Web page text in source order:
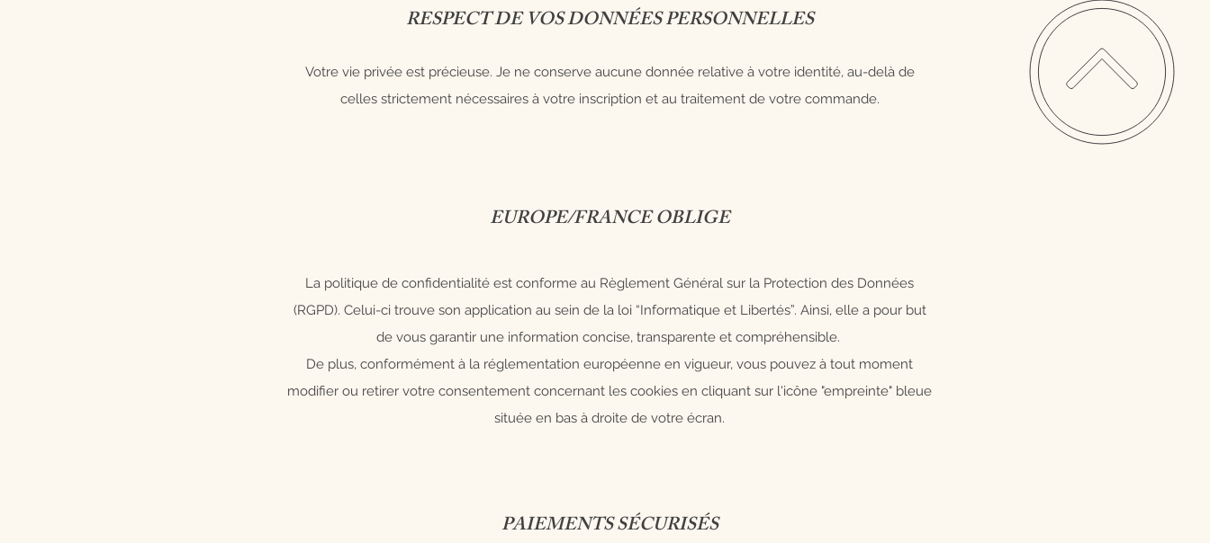
RESPECT DE VOS DONNÉES PERSONNELLES
Votre vie privée est précieuse. Je ne conserve aucune donnée relative à votre identité, au-delà de
celles strictement nécessaires à votre inscription et au traitement de votre commande.
EUROPE/FRANCE OBLIGE
La politique de confidentialité est conforme au Règlement Général sur la Protection des Données
(RGPD). Celui-ci trouve son application au sein de la loi “Informatique et Libertés”. Ainsi, elle a pour but
de vous garantir une information concise, transparente et compréhensible.
De plus, conformément à la réglementation européenne en vigueur, vous pouvez à tout moment
modifier ou retirer votre consentement concernant les cookies en cliquant sur l'icône "empreinte" bleue
située en bas à droite de votre écran.
PAIEMENTS SÉCURISÉS